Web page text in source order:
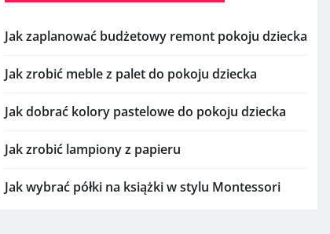
Jak zaplanować budżetowy remont pokoju dziecka
Jak zrobić meble z palet do pokoju dziecka
Jak dobrać kolory pastelowe do pokoju dziecka
Jak zrobić lampiony z papieru
Jak wybrać półki na książki w stylu Montessori